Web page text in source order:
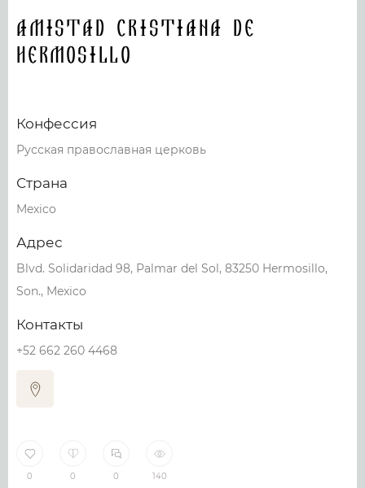
Amistad Cristiana de
Hermosillo
Конфессия
Русская православная церковь
Страна
Mexico
Адрес
Blvd. Solidaridad 98, Palmar del Sol, 83250 Hermosillo,
Son., Mexico
Контакты
+52 662 260 4468
0 0 0 140